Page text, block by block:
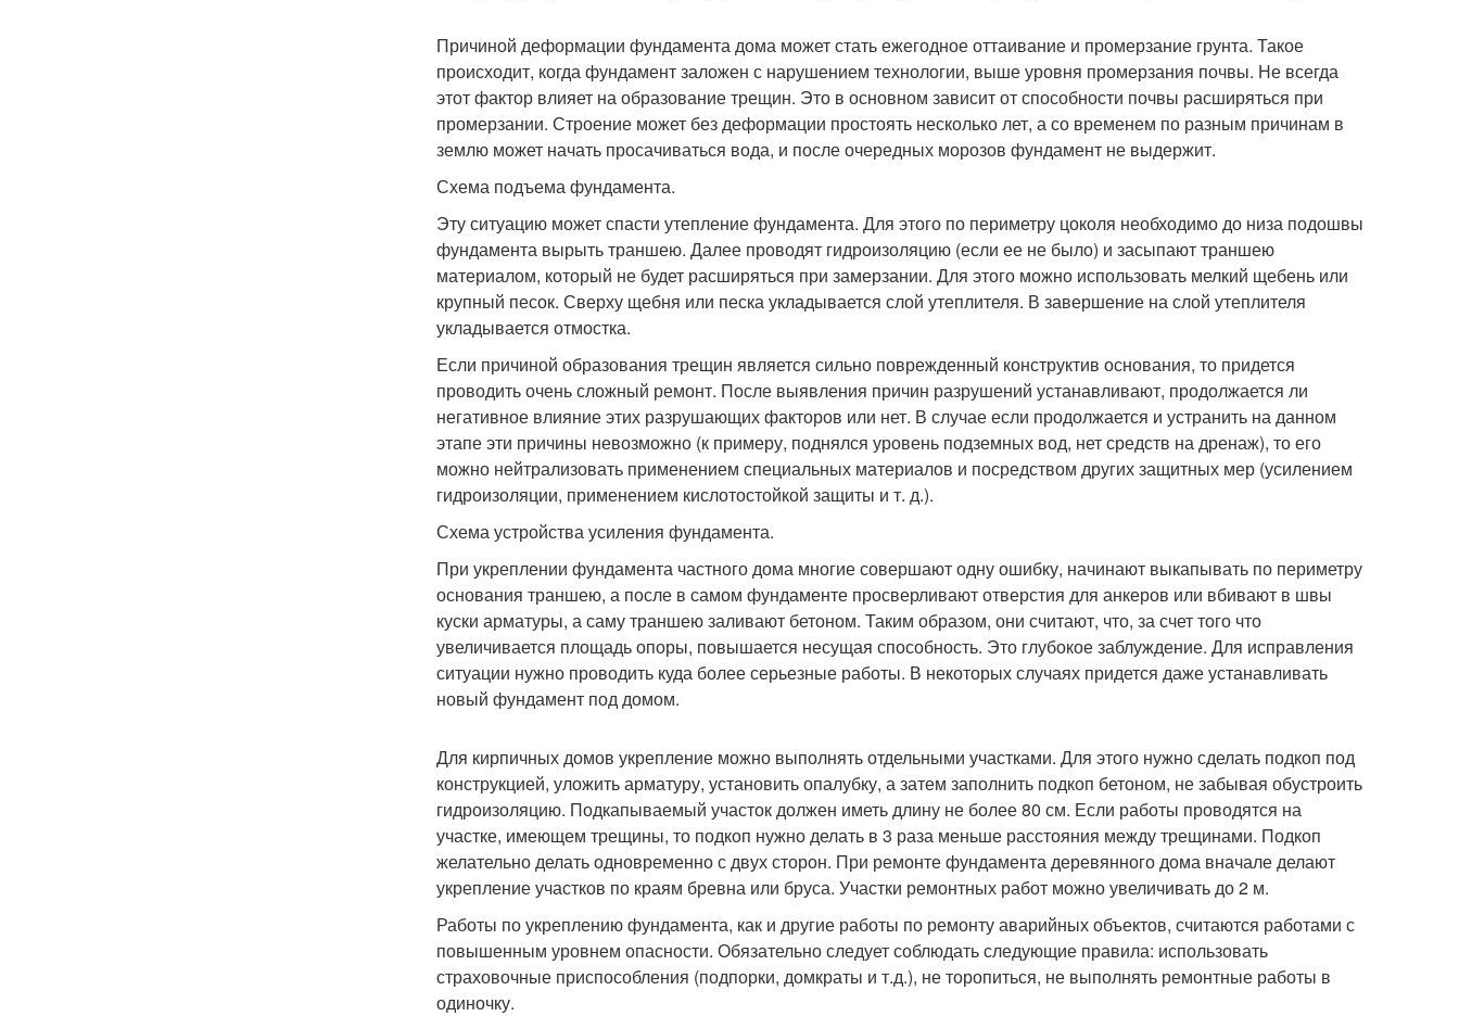
Причиной деформации фундамента дома может стать ежегодное оттаивание и промерзание грунта. Такое
происходит, когда фундамент заложен с нарушением технологии, выше уровня промерзания почвы. Не всегда
этот фактор влияет на образование трещин. Это в основном зависит от способности почвы расширяться при
промерзании. Строение может без деформации простоять несколько лет, а со временем по разным причинам в
землю может начать просачиваться вода, и после очередных морозов фундамент не выдержит.
Схема подъема фундамента.
Эту ситуацию может спасти утепление фундамента. Для этого по периметру цоколя необходимо до низа подошвы
фундамента вырыть траншею. Далее проводят гидроизоляцию (если ее не было) и засыпают траншею
материалом, который не будет расширяться при замерзании. Для этого можно использовать мелкий щебень или
крупный песок. Сверху щебня или песка укладывается слой утеплителя. В завершение на слой утеплителя
укладывается отмостка.
Если причиной образования трещин является сильно поврежденный конструктив основания, то придется
проводить очень сложный ремонт. После выявления причин разрушений устанавливают, продолжается ли
негативное влияние этих разрушающих факторов или нет. В случае если продолжается и устранить на данном
этапе эти причины невозможно (к примеру, поднялся уровень подземных вод, нет средств на дренаж), то его
можно нейтрализовать применением специальных материалов и посредством других защитных мер (усилением
гидроизоляции, применением кислотостойкой защиты и т. д.).
Схема устройства усиления фундамента.
При укреплении фундамента частного дома многие совершают одну ошибку, начинают выкапывать по периметру
основания траншею, а после в самом фундаменте просверливают отверстия для анкеров или вбивают в швы
куски арматуры, а саму траншею заливают бетоном. Таким образом, они считают, что, за счет того что
увеличивается площадь опоры, повышается несущая способность. Это глубокое заблуждение. Для исправления
ситуации нужно проводить куда более серьезные работы. В некоторых случаях придется даже устанавливать
новый фундамент под домом.
Для кирпичных домов укрепление можно выполнять отдельными участками. Для этого нужно сделать подкоп под
конструкцией, уложить арматуру, установить опалубку, а затем заполнить подкоп бетоном, не забывая обустроить
гидроизоляцию. Подкапываемый участок должен иметь длину не более 80 см. Если работы проводятся на
участке, имеющем трещины, то подкоп нужно делать в 3 раза меньше расстояния между трещинами. Подкоп
желательно делать одновременно с двух сторон. При ремонте фундамента деревянного дома вначале делают
укрепление участков по краям бревна или бруса. Участки ремонтных работ можно увеличивать до 2 м.
Работы по укреплению фундамента, как и другие работы по ремонту аварийных объектов, считаются работами с
повышенным уровнем опасности. Обязательно следует соблюдать следующие правила: использовать
страховочные приспособления (подпорки, домкраты и т.д.), не торопиться, не выполнять ремонтные работы в
одиночку.